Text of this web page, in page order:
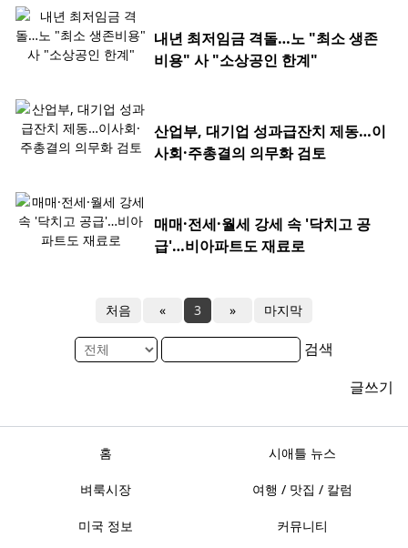
내년 최저임금 격돌…노 "최소 생존
비용" 사 "소상공인 한계"
산업부, 대기업 성과급잔치 제동…이
사회·주총결의 의무화 검토
매매·전세·월세 강세 속 '닥치고 공
급'…비아파트도 재료로
처음 « 3 » 마지막
검색
글쓰기
홈 시애틀 뉴스
벼룩시장 여행 / 맛집 / 칼럼
미국 정보 커뮤니티